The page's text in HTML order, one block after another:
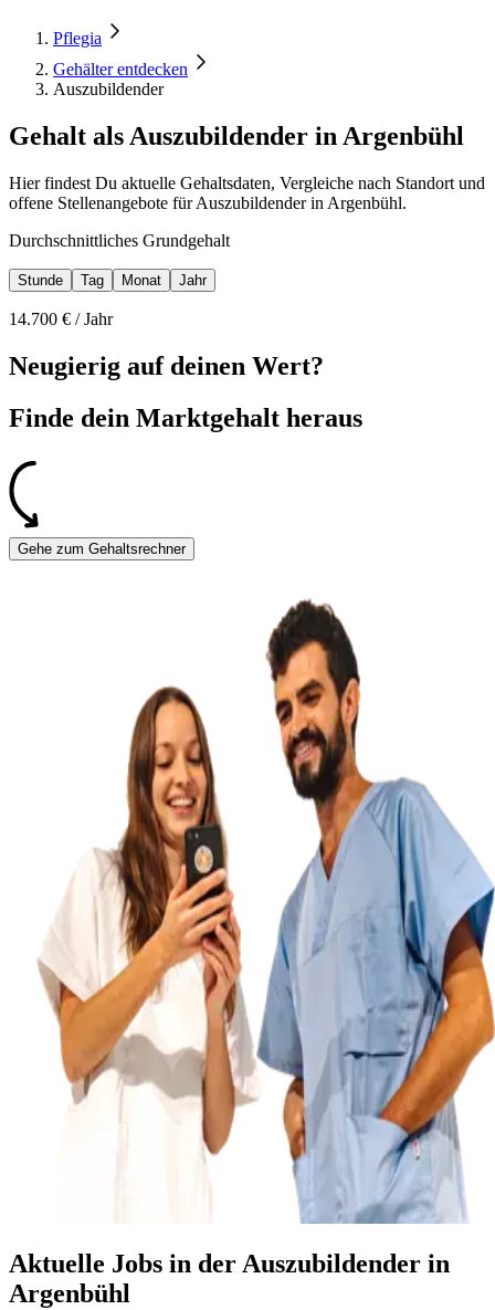
Pflegia
Gehälter entdecken
Auszubildender
Gehalt als Auszubildender in Argenbühl
Hier findest Du aktuelle Gehaltsdaten, Vergleiche nach Standort und
offene Stellenangebote für Auszubildender in Argenbühl.
Durchschnittliches Grundgehalt
Stunde Tag Monat Jahr
14.700 € /Jahr
Neugierig auf deinen Wert?
Finde dein Marktgehalt heraus
Gehe zum Gehaltsrechner
Aktuelle Jobs in der Auszubildender in
Argenbühl